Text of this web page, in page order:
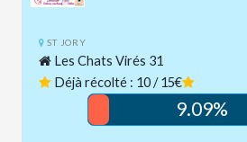
ST JORY
Les Chats Virés 31
Déjà récolté : 10 / 15€
9.09%